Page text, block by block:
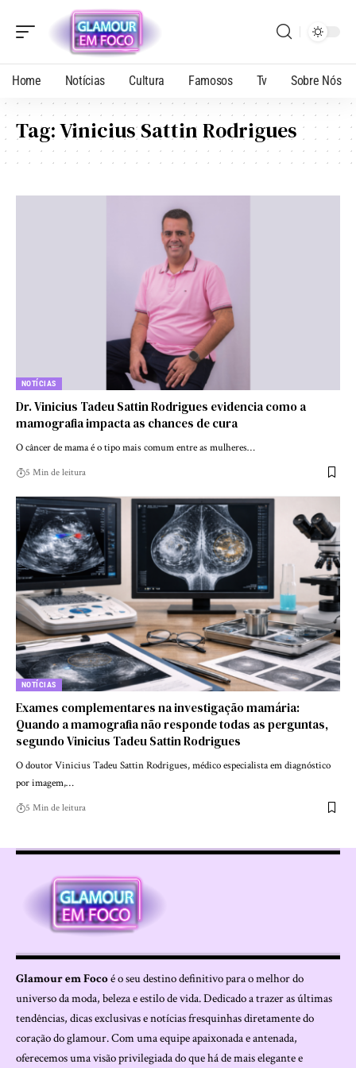
Home Notícias Cultura Famosos Tv Sobre Nós
Tag:Vinicius Sattin Rodrigues
NOTÍCIAS
Dr. Vinicius Tadeu Sattin Rodrigues evidencia como a
mamografia impacta as chances de cura
O câncer de mama é o tipo mais comum entre as mulheres…
5 Min de leitura
NOTÍCIAS
Exames complementares na investigação mamária:
Quando a mamografia não responde todas as perguntas,
segundo Vinicius Tadeu Sattin Rodrigues
O doutor Vinicius Tadeu Sattin Rodrigues, médico especialista em diagnóstico
por imagem,…
5 Min de leitura
Glamour em Focoé o seu destino definitivo para o melhor do
universo da moda, beleza e estilo de vida. Dedicado a trazer as últimas
tendências, dicas exclusivas e notícias fresquinhas diretamente do
coração do glamour. Com uma equipe apaixonada e antenada,
oferecemos uma visão privilegiada do que há de mais elegante e